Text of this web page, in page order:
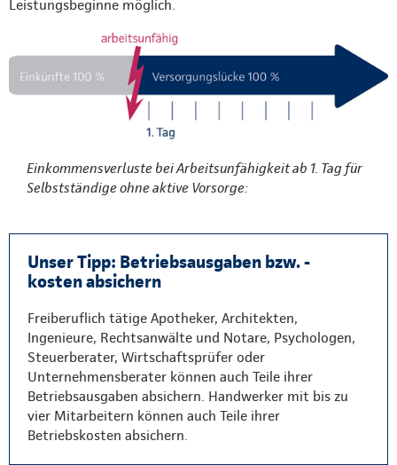
Leistungsbeginne möglich.
Einkommensverluste bei Arbeitsunfähigkeit ab 1. Tag für
Selbstständige ohne aktive Vorsorge:
Unser Tipp: Betriebsausgaben bzw. -
kosten absichern
Freiberuflich tätige Apotheker, Architekten,
Ingenieure, Rechtsanwälte und Notare, Psychologen,
Steuerberater, Wirtschaftsprüfer oder
Unternehmensberater können auch Teile ihrer
Betriebsausgaben absichern. Handwerker mit bis zu
vier Mitarbeitern können auch Teile ihrer
Betriebskosten absichern.